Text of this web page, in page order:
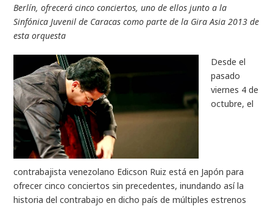
Berlín, ofrecerá cinco conciertos, uno de ellos junto a la
Sinfónica Juvenil de Caracas como parte de la Gira Asia 2013 de
esta orquesta
Desde el
pasado
viernes 4 de
octubre, el
contrabajista venezolano Edicson Ruizestá en Japón para
ofrecer cinco conciertos sin precedentes, inundando así la
historia del contrabajo en dicho país de múltiples estrenos